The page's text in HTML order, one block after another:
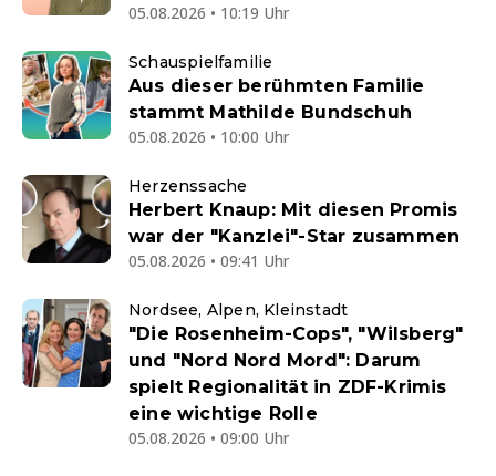
05.08.2026 • 10:19 Uhr
Schauspielfamilie
Aus dieser berühmten Familie
stammt Mathilde Bundschuh
05.08.2026 • 10:00 Uhr
Herzenssache
Herbert Knaup: Mit diesen Promis
war der "Kanzlei"-Star zusammen
05.08.2026 • 09:41 Uhr
Nordsee, Alpen, Kleinstadt
"Die Rosenheim-Cops", "Wilsberg"
und "Nord Nord Mord": Darum
spielt Regionalität in ZDF-Krimis
eine wichtige Rolle
05.08.2026 • 09:00 Uhr